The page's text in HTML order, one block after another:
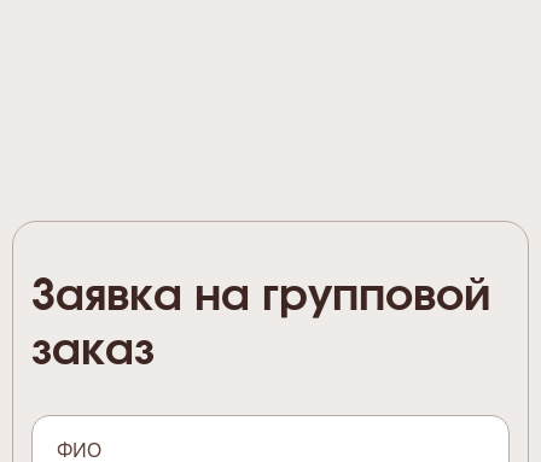
Заявка на групповой
заказ